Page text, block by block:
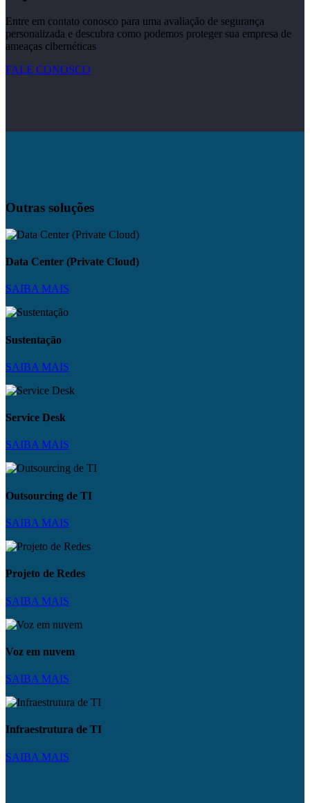
Entre em contato conosco para uma avaliação de segurança
personalizada e descubra como podemos proteger sua empresa de
ameaças cibernéticas
FALE CONOSCO
Outras soluções
Data Center (Private Cloud)
SAIBA MAIS
Sustentação
SAIBA MAIS
Service Desk
SAIBA MAIS
Outsourcing de TI
SAIBA MAIS
Projeto de Redes
SAIBA MAIS
Voz em nuvem
SAIBA MAIS
Infraestrutura de TI
SAIBA MAIS